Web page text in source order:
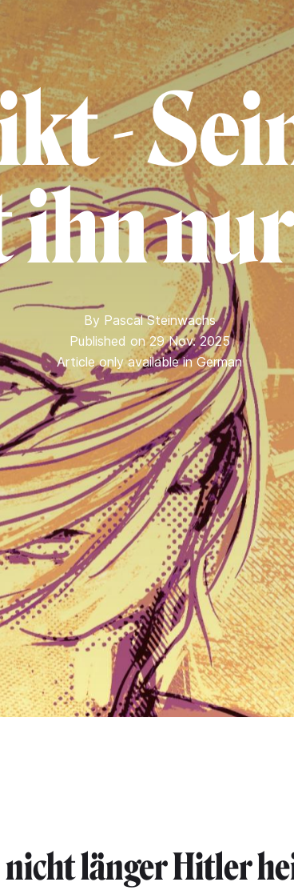
-
ihn
By Pascal Steinwachs
Published on 29 Nov. 2025
Article only available in German
länger Hitler